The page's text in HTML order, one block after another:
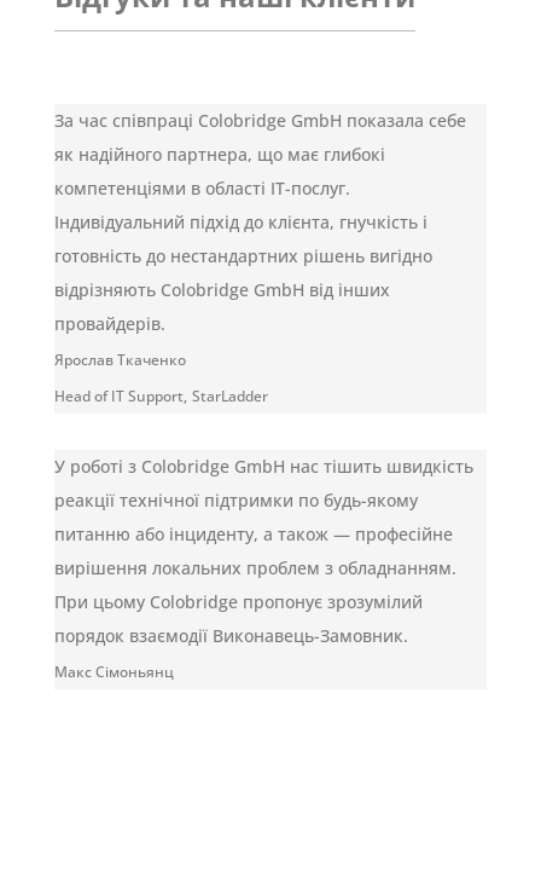
За час співпраці Colobridge GmbH показала себе
як надійного партнера, що має глибокі
компетенціями в області IT-послуг.
Індивідуальний підхід до клієнта, гнучкість і
готовність до нестандартних рішень вигідно
відрізняють Colobridge GmbH від інших
провайдерів.
Ярослав Ткаченко
Head of IT Support, StarLadder
У роботі з Colobridge GmbH нас тішить швидкість
реакції технічної підтримки по будь-якому
питанню або інциденту, а також — професійне
вирішення локальних проблем з обладнанням.
При цьому Colobridge пропонує зрозумілий
порядок взаємодії Виконавець-Замовник.
Макс Сімоньянц